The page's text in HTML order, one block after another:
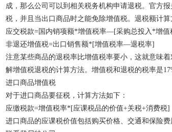
成，那么公司可以到相关税务机构申请退税。官方
税，并且当出口商品时之能免除增值税。退税额计算
应交税款=国内销项额*增值税率—[采购总投入*增
非退还增值税=出口销售额*[增值税率—退税率]
注意某些商品的退税率比增值税率要小，这就意味
解增值税退税的计算方法。增值税和退税的税率是
进口商品增值税
对于进口商品要征税，计算方法如下：
应缴税款=增值税率*[应课税品的价值+关税+消费税]
进口商品的应课税价值包括购买价格、交通和保险